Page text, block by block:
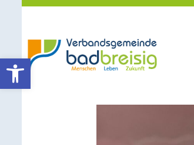
Werkzeugleiste öffnen